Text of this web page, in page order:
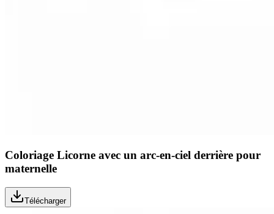
Coloriage Licorne avec un arc-en-ciel derrière pour
maternelle
Télécharger